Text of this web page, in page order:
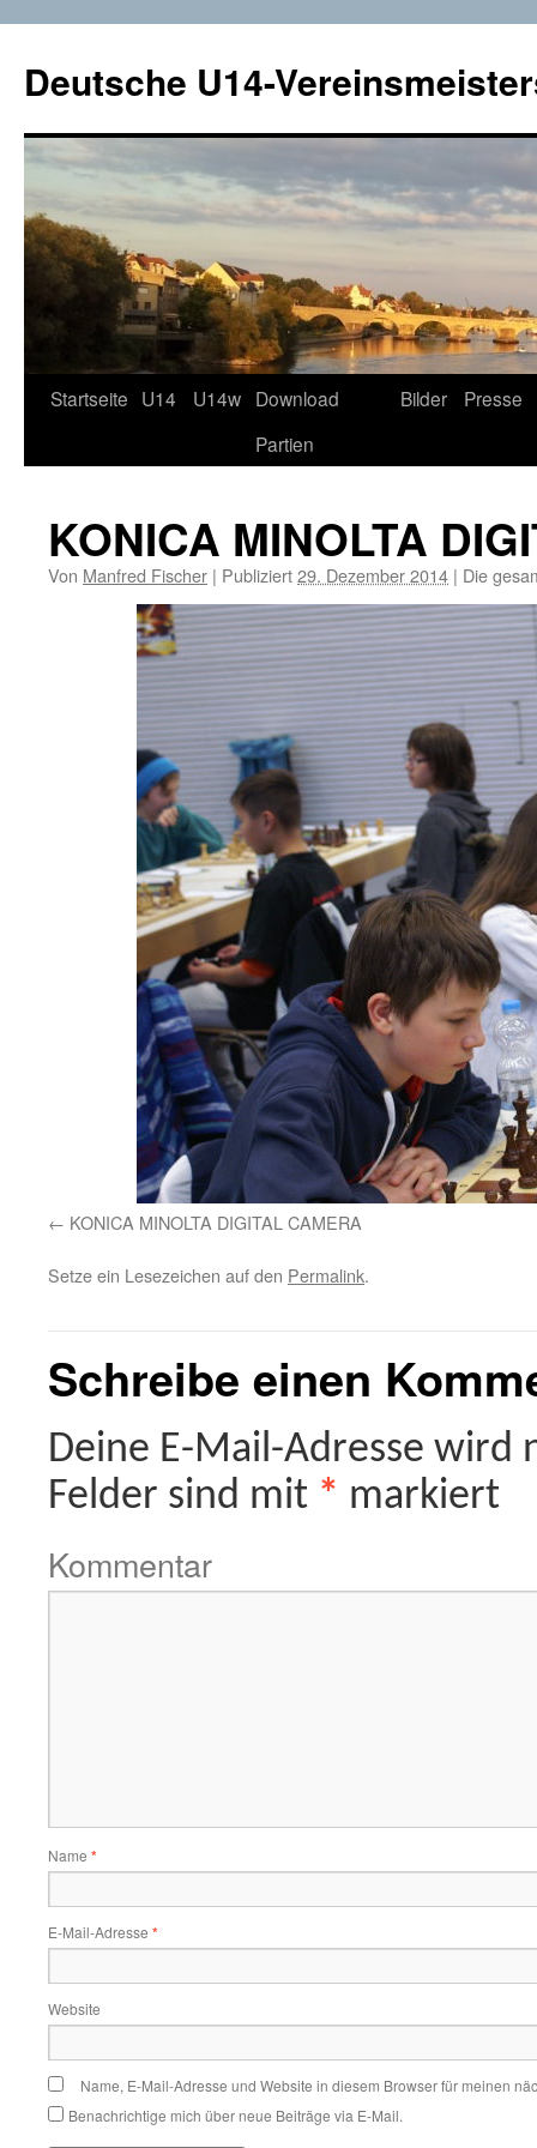
Deutsche U14-
Zum
Startseite U14 U14w Download
Partien
Bilder Presse
KONICA MINOLTA
Von Manfred Fischer | Publiziert29. Dezember 2014 | Die
KONICA MINOLTA DIGITAL CAMERA
Setze ein Lesezeichen auf den Permalink.
Schreibe einen
Deine E-Mail-Adresse
Felder sind mit * markiert
Kommentar
Name *
E-Mail-Adresse *
Website
Name, E-Mail-Adresse und Website in diesem Browser für meinen
Benachrichtige mich über neue Beiträge via E-Mail.